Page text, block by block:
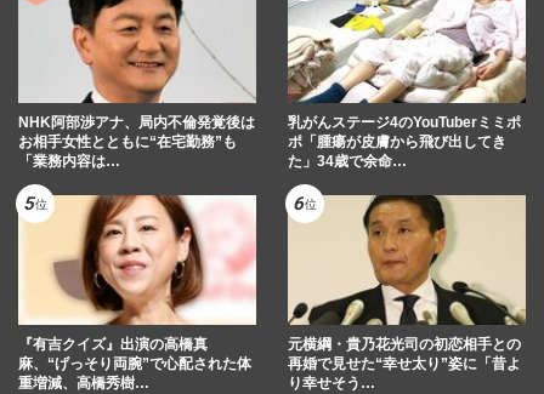
NHK阿部渉アナ、局内不倫発覚後は
お相手女性とともに“在宅勤務”も
「業務内容は…
乳がんステージ4のYouTuberミミポ
ポ「腫瘍が皮膚から飛び出してき
た」34歳で余命…
『有吉クイズ』出演の高橋真
麻、“げっそり両腕”で心配された体
重増減、高橋秀樹…
元横綱・貴乃花光司の初恋相手との
再婚で見せた“幸せ太り”姿に「昔よ
り幸せそう…